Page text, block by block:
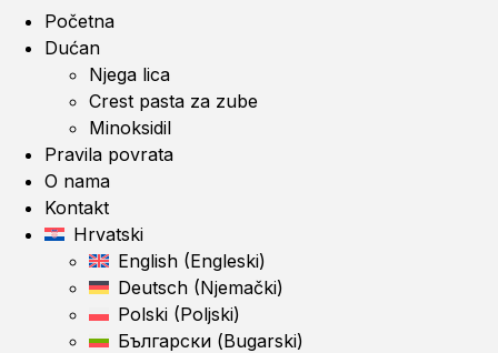
Početna
Dućan
Njega lica
Crest pasta za zube
Minoksidil
Pravila povrata
O nama
Kontakt
Hrvatski
English (Engleski)
Deutsch (Njemački)
Polski (Poljski)
Български (Bugarski)